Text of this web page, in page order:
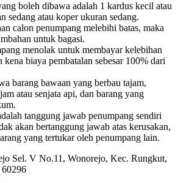
boleh dibawa adalah 1 kardus kecil atau
sedang atau koper ukuran sedang.
calon penumpang melebihi batas, maka
untuk bagasi.
menolak untuk membayar kelebihan
kena biaya pembatalan sebesar 100% dari
barang bawaan yang berbau tajam,
atau senjata api, dan barang yang
tanggung jawab penumpang sendiri
akan bertanggung jawab atas kerusakan,
yang tertukar oleh penumpang lain.
Sel. V No.11, Wonorejo, Kec. Rungkut,